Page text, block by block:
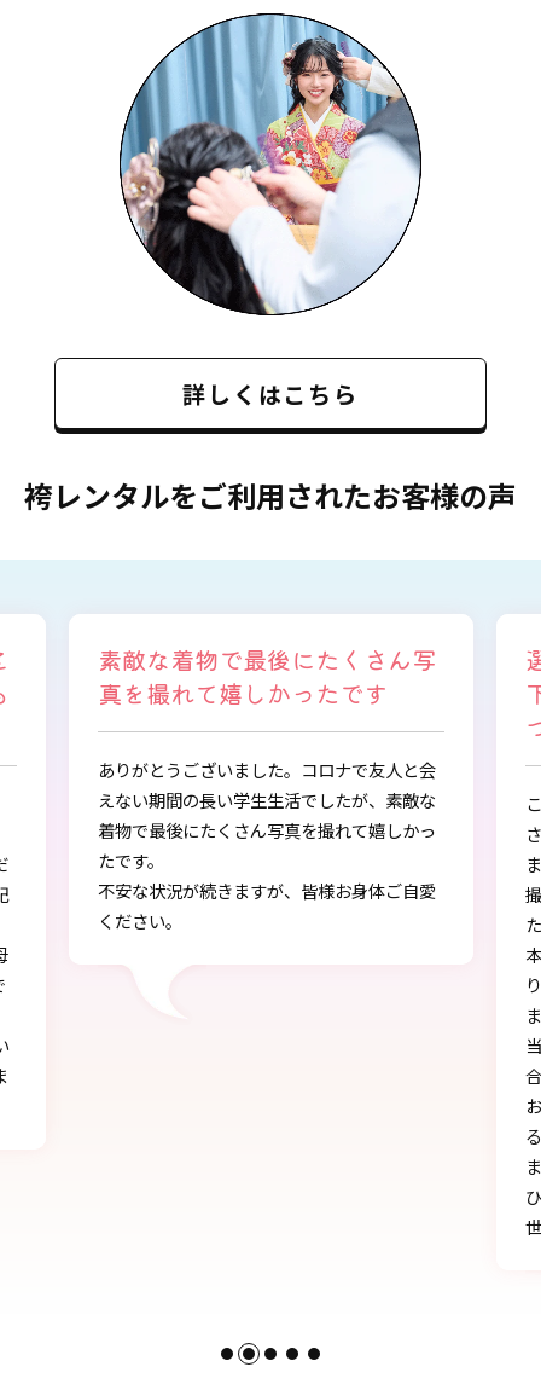
詳しくはこちら
袴レンタルをご利用されたお客様の声
物で最後にたくさん写
て嬉しかったです
ざいました。コロナで友人と会
長い学生生活でしたが、素敵な
たくさん写真を撮れて嬉しかっ
続きますが、皆様お身体ご自愛
選ぶ時から色々
下さり、自分に
つけることがで
この度は、とても素敵な
さりありがとうございま
また、早朝からの着付
撮影もしていただき、あ
本店で選ぶ時から色々と
り、自分に似合うものを
当日にもたくさんの方
合う」と言われ、本当
お天気にも恵まれ、本
る卒業式を迎えること
ひとかたならぬご尽力に